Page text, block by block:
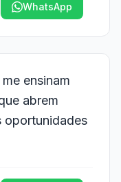
WhatsApp
ensinam
abrem
oportunidades